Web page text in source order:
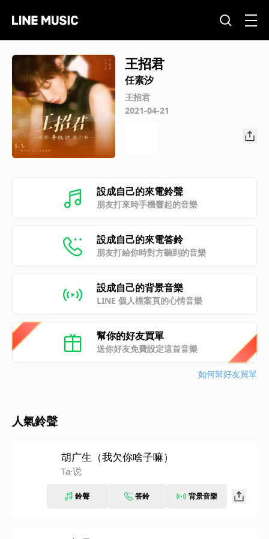
王招君
任素汐
王招君
2021-04-21
設成自己的來電鈴聲
朋友打來時手機響起的音樂
設成自己的來電答鈴
朋友打給你時對方聽到的音樂
設成自己的背景音樂
LINE 個人檔案頁的心情音樂
幫你的好友買單
送你好友免費設定這首音樂
如何幫好友買單
人氣鈴聲
胡广生（我欠你啥子嘛）
Ta·说
鈴聲 答鈴 背景音樂